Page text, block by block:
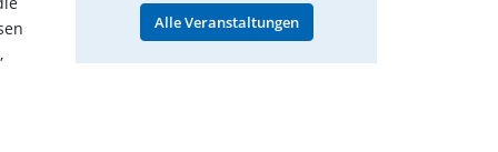
Alle Veranstaltungen